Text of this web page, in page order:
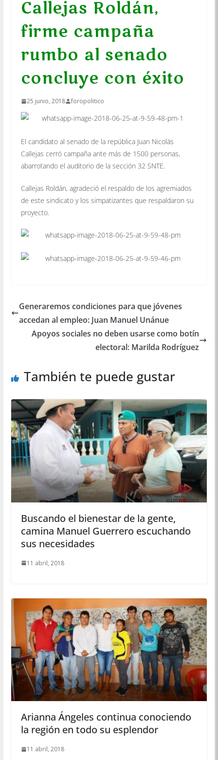
Callejas Roldán,
firme campaña
rumbo al senado
concluye con éxito
25 junio, 2018 foropolitico
El candidato al senado de la república Juan Nicolás
Callejas cerró campaña ante más de 1500 personas,
abarrotando el auditorio de la sección 32 SNTE.
Callejas Roldán, agradeció el respaldo de los agremiados
de este sindicato y los simpatizantes que respaldaron su
proyecto.
Generaremos condiciones para que jóvenes
accedan al empleo: Juan Manuel Unánue
Apoyos sociales no deben usarse como botín
electoral: Marilda Rodríguez
También te puede gustar
Buscando el bienestar de la gente,
camina Manuel Guerrero escuchando
sus necesidades
11 abril, 2018
Arianna Ángeles continua conociendo
la región en todo su esplendor
11 abril, 2018